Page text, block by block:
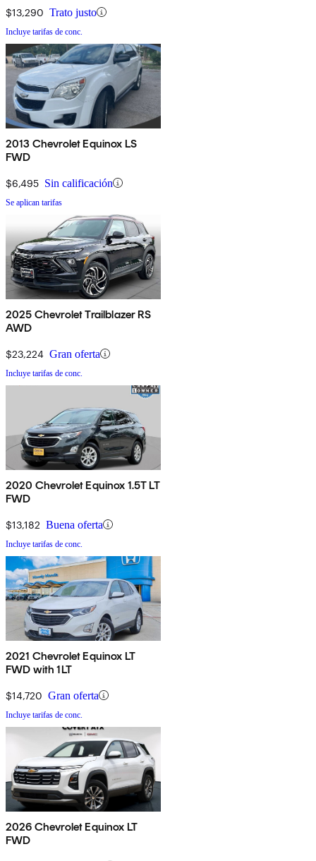
$13,290 Trato justo
Incluye tarifas de conc.
2013 Chevrolet Equinox LS
FWD
$6,495 Sin calificación
Se aplican tarifas
2025 Chevrolet Trailblazer RS
AWD
$23,224 Gran oferta
Incluye tarifas de conc.
2020 Chevrolet Equinox 1.5T LT
FWD
$13,182 Buena oferta
Incluye tarifas de conc.
2021 Chevrolet Equinox LT
FWD with 1LT
$14,720 Gran oferta
Incluye tarifas de conc.
2026 Chevrolet Equinox LT
FWD